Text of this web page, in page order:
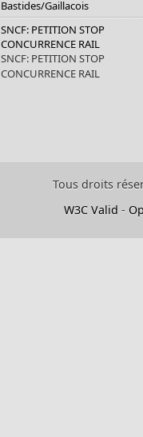
Bastides/Gaillacois
SNCF: PETITION STOP
CONCURRENCE RAIL
SNCF: PETITION STOP
CONCURRENCE RAIL
Tous droits
W3C Valid -